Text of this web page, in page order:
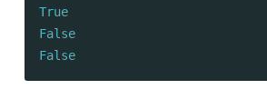
True
False
False